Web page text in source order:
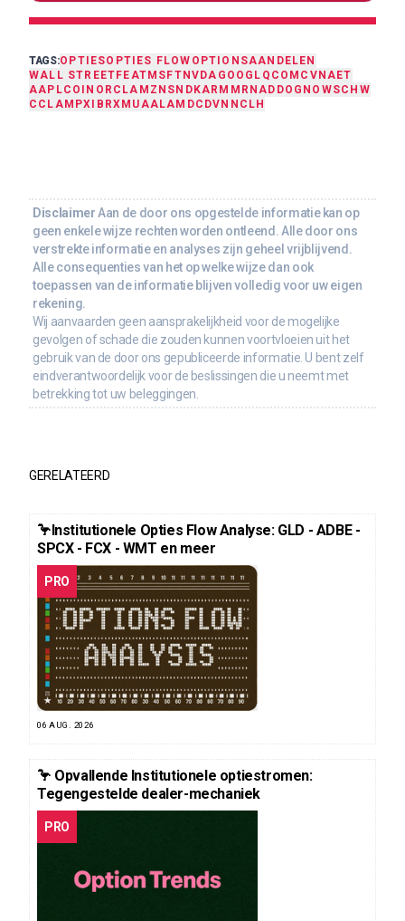
TAGS:OPTIESOPTIES FLOW OPTIONSAANDELEN
WALL STREETFEATMSFTNVDA GOOGL QCOM CVNAET
AAPLCOIN ORCLAMZN SNDKARM MRNADDOG NOWSCHW
CCL AMPXIBRXMU AALAMDC DVN NCLH
Disclaimer Aan de door ons opgestelde informatie kan op
geen enkele wijze rechten worden ontleend. Alle door ons
verstrekte informatie en analyses zijn geheel vrijblijvend.
Alle consequenties van het op welke wijze dan ook
toepassen van de informatie blijven volledig voor uw eigen
rekening.
Wij aanvaarden geen aansprakelijkheid voor de mogelijke
gevolgen of schade die zouden kunnen voortvloeien uit het
gebruik van de door ons gepubliceerde informatie. U bent zelf
eindverantwoordelijk voor de beslissingen die u neemt met
betrekking tot uw beleggingen.
GERELATEERD
🦩Institutionele Opties Flow Analyse: GLD - ADBE -
SPCX - FCX - WMT en meer
PRO
06 AUG. 2026
🦩 Opvallende Institutionele optiestromen:
Tegengestelde dealer-mechaniek
PRO